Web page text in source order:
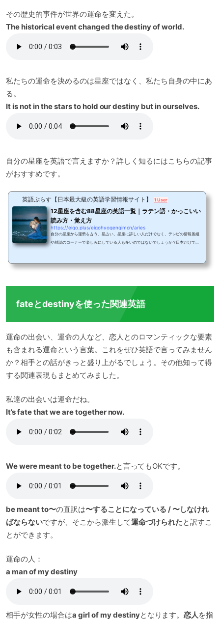
その歴史的事件が世界の運命を変えた。
The historical event changed the destiny of world.
私たちの運命を決めるのは星座ではなく、私たち自身の中にあ
る。
It is not in the stars to hold our destiny but in ourselves.
自分の星座を英語で言えますか？詳しく知るにはこちらの記事
がおすすめです。
英語ぷらす【日本最大級の英語学習情報サイト】 1 User
12星座を含む88星座の英語一覧｜ラテン語・かっこいい
読み方・覚え方
https://eigo.plus/eigohyogengimon/aries
自分の星座から運勢を占う、星占い。星座に詳しい人だけでなく、テレビの情報番組
や雑誌のコーナーで楽しみにしている人も多いのではないでしょうか？日本だけでは
になったときに、あなたは自分の星座を英語で何というか知っていますか？今回は12
fateとdestinyを使った関連英語
運命の出会い、運命の人など、恋人とのロマンティックな要素
も含まれる運命という言葉。これをぜひ英語で言ってみません
か？相手との話がきっと盛り上がるでしょう。その他知って得
する関連表現もまとめてみました。
私達の出会いは運命だね。
It’s fate that we are together now.
We were meant to be together.と言ってもOKです。
be meant to〜の直訳は〜することになっている / 〜しなけれ
ばならないですが、そこから派生して運命づけられたと訳すこ
とができます。
運命の人：
a man of my destiny
相手が女性の場合はa girl of my destinyとなります。恋人を指